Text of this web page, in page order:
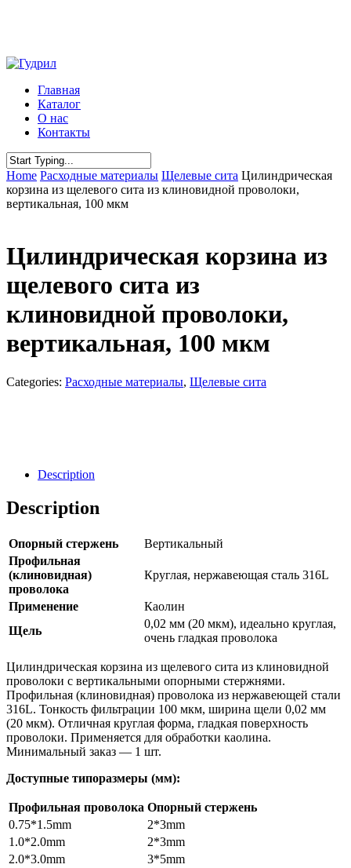
content
Menu
Главная
Каталог
О нас
Контакты
Close
Search
Home Расходные материалы Щелевые сита Цилиндрическая
корзина из щелевого сита из клиновидной проволоки,
вертикальная, 100 мкм
Цилиндрическая корзина из
щелевого сита из
клиновидной проволоки,
вертикальная, 100 мкм
Categories: Расходные материалы, Щелевые сита
Description
Description
Опорный стержень
Вертикальный
Профильная
(клиновидная)
проволока
Круглая, нержавеющая сталь 316L
Применение
Каолин
Щель
0,02 мм (20 мкм), идеально круглая,
очень гладкая проволока
Цилиндрическая корзина из щелевого сита из клиновидной
проволоки с вертикальными опорными стержнями.
Профильная (клиновидная) проволока из нержавеющей стали
316L. Тонкость фильтрации 100 мкм, ширина щели 0,02 мм
(20 мкм). Отличная круглая форма, гладкая поверхность
проволоки. Применяется для обработки каолина.
Минимальный заказ — 1 шт.
Доступные типоразмеры (мм):
Профильная проволока Опорный стержень
0.75*1.5mm
2*3mm
1.0*2.0mm
2*3mm
2.0*3.0mm
3*5mm